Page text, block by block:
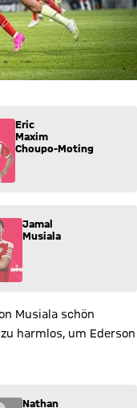
Maxim Choupo-
Eric
Maxim
Choupo-Moting
für Jamal Musiala (42)
Jamal
Musiala
Musiala schön
harmlos, um Ederson
für Nathan Aké (6)
Nathan